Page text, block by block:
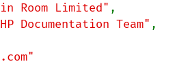
Room Limited" ,
Documentation Team" ,